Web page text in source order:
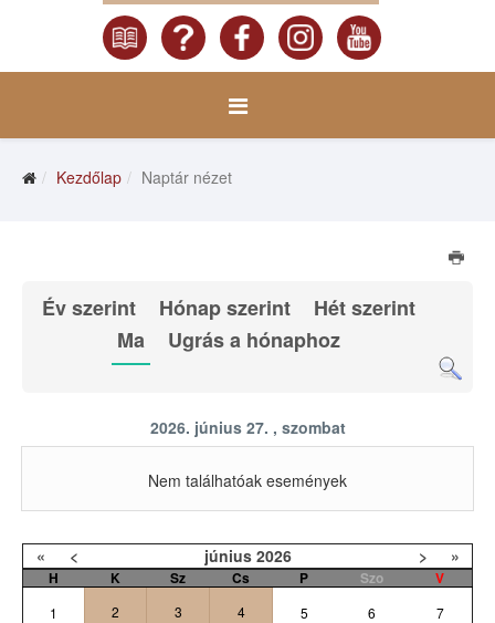
Kezdőlap Naptár nézet
Év szerint Hónap szerint
Hét szerint
Ma
Ugrás a hónaphoz
2026. június 27. , szombat
Nem találhatóak események
« < június 2026 > »
H K Sz Cs P Szo V
1 2 3 4 5 6 7